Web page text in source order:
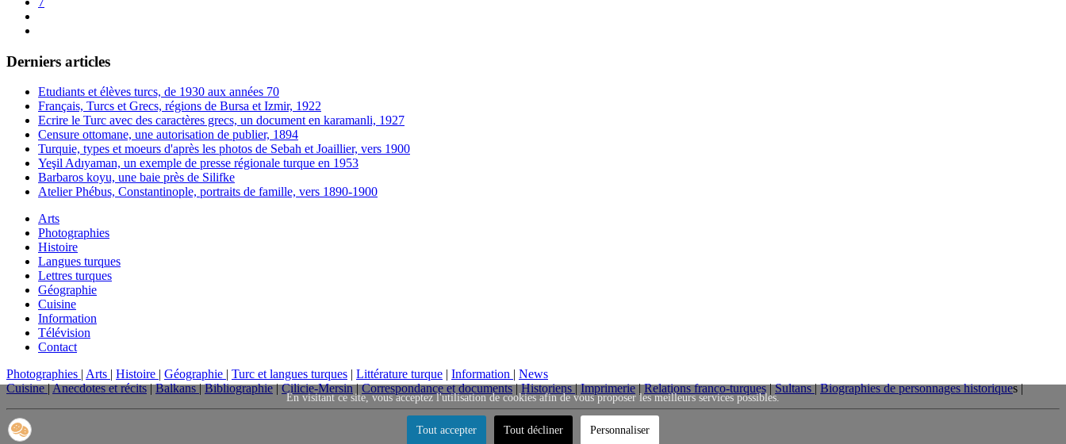
Derniers articles
Etudiants et élèves turcs, de 1930 aux années 70
Français, Turcs et Grecs, régions de Bursa et Izmir, 1922
Ecrire le Turc avec des caractères grecs, un document en karamanli, 1927
Censure ottomane, une autorisation de publier, 1894
Turquie, types et moeurs d'après les photos de Sebah et Joaillier, vers 1900
Yeşil Adıyaman, un exemple de presse régionale turque en 1953
Barbaros koyu, une baie près de Silifke
Atelier Phébus, Constantinople, portraits de famille, vers 1890-1900
Arts
Photographies
Histoire
Langues turques
Lettres turques
Géographie
Cuisine
Information
Télévision
Contact
Photographies | Arts | Histoire | Géographie | Turc et langues turques | Littérature turque | Information | News
Cuisine|Anecdotes et récits|Balkans|Bibliographie|Cilicie-Mersin|Correspondance et documents|Historiens|Imprimerie|Relations franco-turques|Sultans|Biographies de personnages historiques |
En visitant ce site, vous acceptez l'utilisation de cookies afin de vous proposer les meilleurs services possibles.
Tout accepter Tout décliner Personnaliser